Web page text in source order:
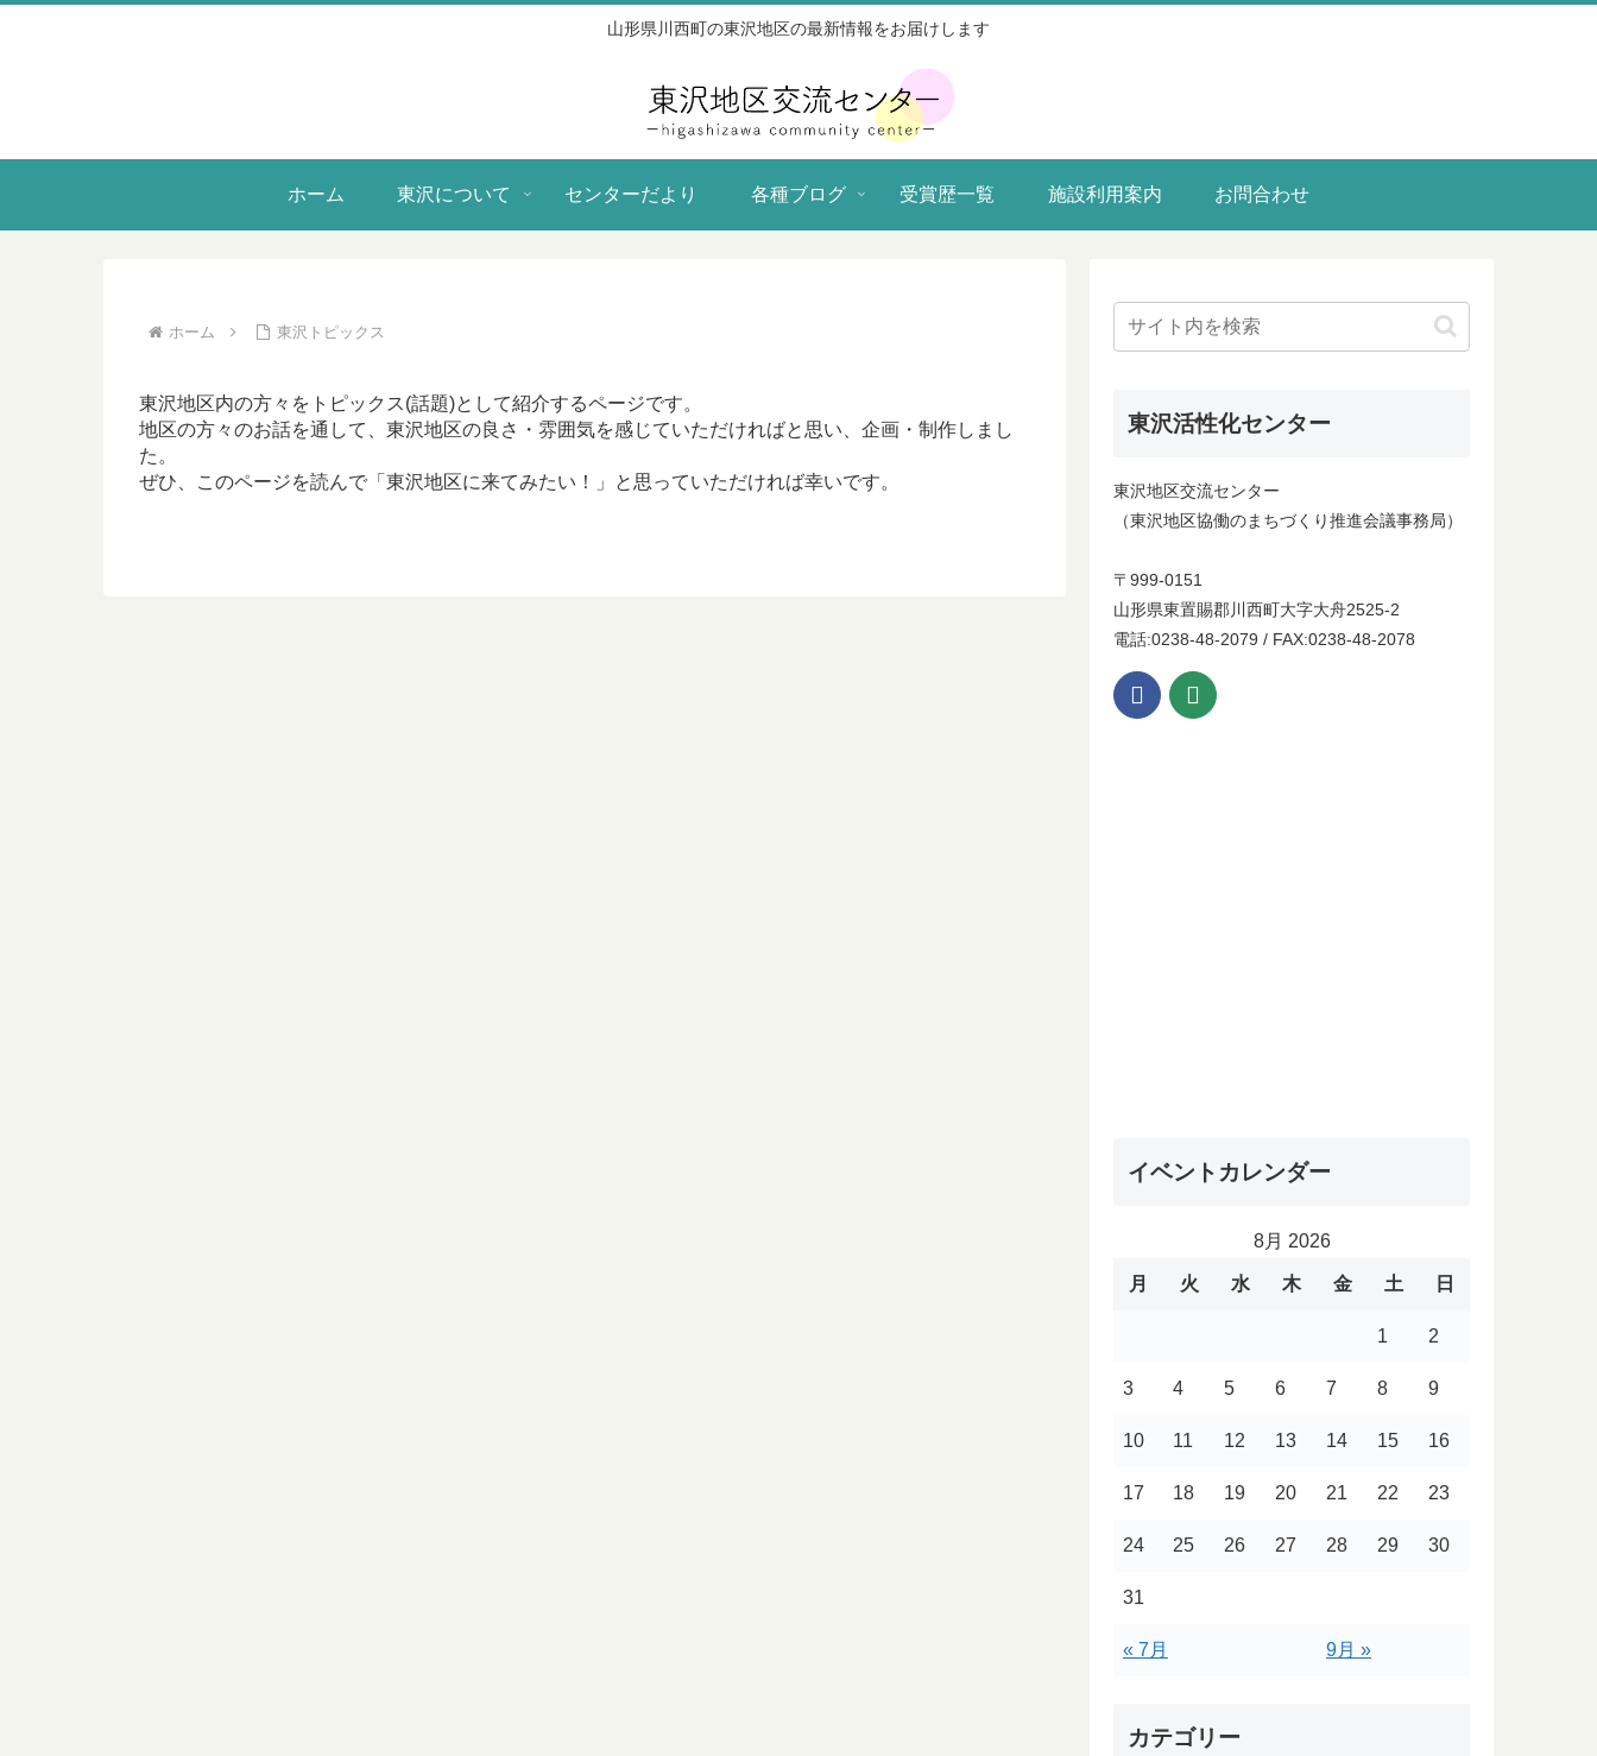
山形県川西町の東沢地区の最新情報をお届けします
ホーム 東沢について センターだより 各種ブログ 受賞歴一覧 施設利用案内 お問合わせ
ホーム 東沢トピックス
東沢地区内の方々をトピックス(話題)として紹介するページです。
地区の方々のお話を通して、東沢地区の良さ・雰囲気を感じていただければと思い、企画・制作しまし
た。
ぜひ、このページを読んで「東沢地区に来てみたい！」と思っていただければ幸いです。
東沢活性化センター
東沢地区交流センター
（東沢地区協働のまちづくり推進会議事務局）
〒999-0151
山形県東置賜郡川西町大字大舟2525-2
電話:0238-48-2079 / FAX:0238-48-2078
イベントカレンダー
8月 2026
月 火 水 木 金 土 日
1 2
3 4 5 6 7 8 9
10 11 12 13 14 15 16
17 18 19 20 21 22 23
24 25 26 27 28 29 30
31
« 7月 9月 »
カテゴリー